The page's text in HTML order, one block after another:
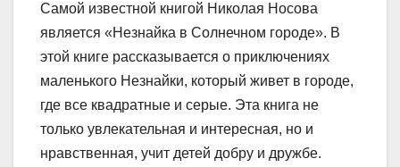
Самой известной книгой Николая Носова
является «Незнайка в Солнечном городе». В
этой книге рассказывается о приключениях
маленького Незнайки, который живет в городе,
где все квадратные и серые. Эта книга не
только увлекательная и интересная, но и
нравственная, учит детей добру и дружбе.